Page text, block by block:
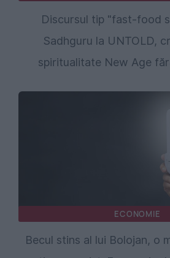
Discursul tip "fast-food
Sadhguru la UNTOLD,
spiritualitate New Age
ECONOMIE
Becul stins al lui Bolojan, o